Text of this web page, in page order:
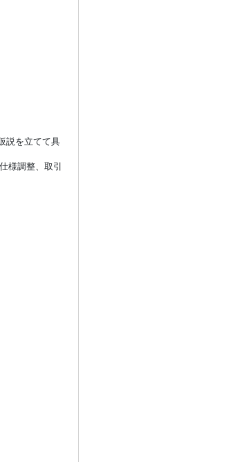
説を立てて具
様調整、取引